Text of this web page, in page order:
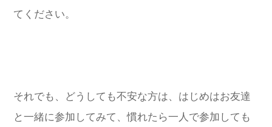
てください。
それでも、どうしても不安な方は、はじめはお友達
と一緒に参加してみて、慣れたら一人で参加しても